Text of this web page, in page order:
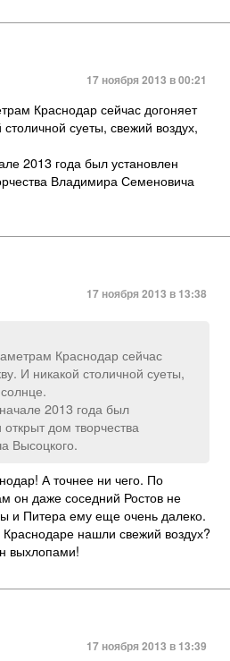
17 ноября 2013 в 00:21
Краснодар сейчас догоняет
суеты, свежий воздух,
2013 года был установлен
Владимира Семеновича
17 ноября 2013 в 13:38
Краснодар сейчас
И никакой столичной суеты,
2013 года был
дом творчества
Высоцкого.
А точнее ни чего. По
он даже соседний Ростов не
и Питера ему еще очень далеко.
нашли свежий воздух?
выхлопами!
17 ноября 2013 в 13:39